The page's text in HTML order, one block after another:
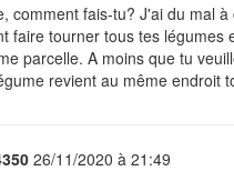
comment fais-tu? J'ai du mal
faire tourner tous tes légumes
parcelle. A moins que tu
revient au même endroit
26/11/2020 à 21:49